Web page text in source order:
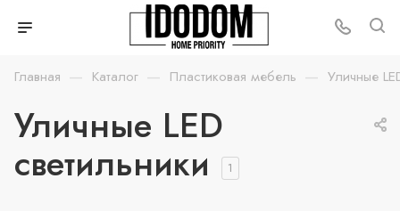
Главная — Каталог — Пластиковая мебель — Уличные
Уличные LED
светильники 1